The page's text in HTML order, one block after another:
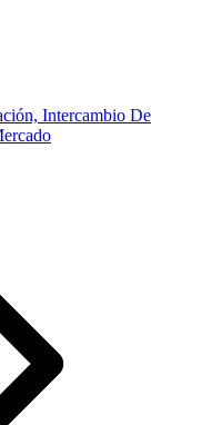
Intercambio De